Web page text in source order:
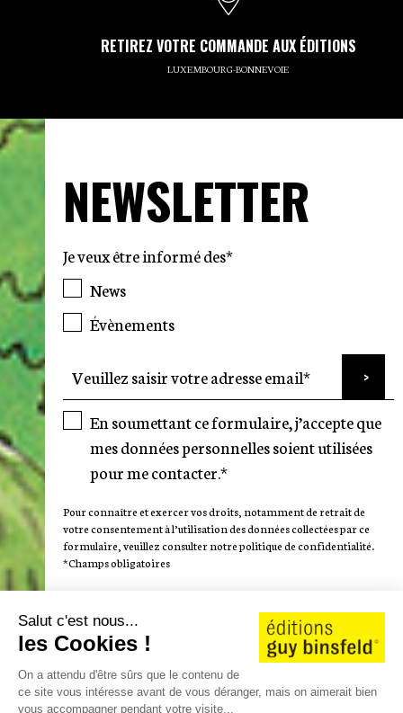
RETIREZ VOTRE COMMANDE AUX ÉDITIONS
LUXEMBOURG-BONNEVOIE
NEWSLETTER
Je veux être informé des*
News
Évènements
En soumettant ce formulaire, j’accepte que
mes données personnelles soient utilisées
pour me contacter.*
Pour connaître et exercer vos droits, notamment de retrait de
votre consentement à l’utilisation des données collectées par ce
formulaire, veuillez consulter notre politique de confidentialité.
*Champs obligatoires
SUIVEZ-NOUS
Salut c'est nous...
les Cookies !
On a attendu d'être sûrs que le contenu de
ce site vous intéresse avant de vous déranger, mais on aimerait bien
vous accompagner pendant votre visite...